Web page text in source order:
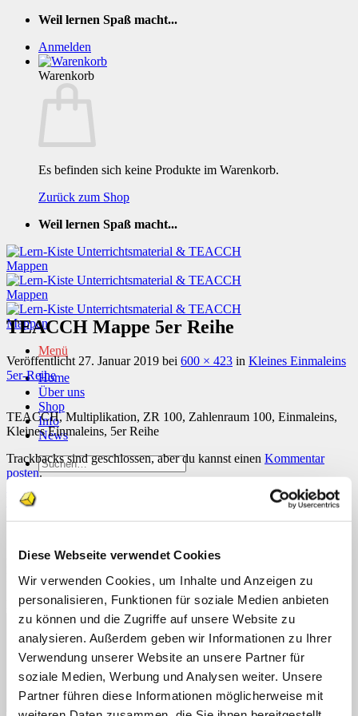
Diese Webseite verwendet Cookies
Wir verwenden Cookies, um Inhalte und Anzeigen zu
personalisieren, Funktionen für soziale Medien anbieten
zu können und die Zugriffe auf unsere Website zu
analysieren. Außerdem geben wir Informationen zu Ihrer
Verwendung unserer Website an unsere Partner für
soziale Medien, Werbung und Analysen weiter. Unsere
Partner führen diese Informationen möglicherweise mit
Zum
springen
Weil lernen Spaß macht...
Anmelden
Warenkorb
Es befinden sich keine Produkte im Warenkorb.
Zurück zum Shop
Weil lernen Spaß macht...
Menü
Home
Über uns
Shop
Info
News
Suchen
nach:
nach:
TEACCH Mappe 5er Reihe
Veröffentlicht 27. Januar 2019 bei 600 × 423 in Kleines Einmaleins
5er-Reihe
TEACCH, Multiplikation, ZR 100, Zahlenraum 100, Einmaleins,
Kleines Einmaleins, 5er Reihe
Trackbacks sind geschlossen, aber du kannst einen Kommentar
posten.
Weiter
Deine E-Mail-Adresse wird nicht veröffentlicht.
Felder sind mit*markiert
Kommentar*